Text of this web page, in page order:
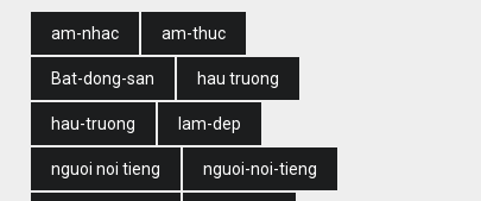
am-nhac am-thuc
Bat-dong-san hau truong
hau-truong lam-dep
nguoi noi tieng nguoi-noi-tieng